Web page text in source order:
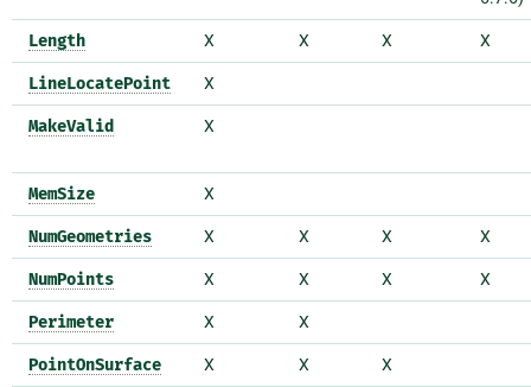
Length X X X X
LineLocatePoint X
MakeValid X
MemSize X
NumGeometries X X X X
NumPoints X X X X
Perimeter X X
PointOnSurface X X X